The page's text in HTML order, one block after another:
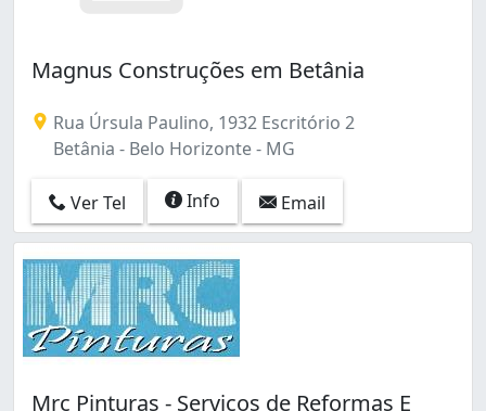
Magnus Construções em Betânia
Rua Úrsula Paulino, 1932 Escritório 2
Betânia - Belo Horizonte - MG
Ver Tel Info Email
Mrc Pinturas - Serviços de Reformas E